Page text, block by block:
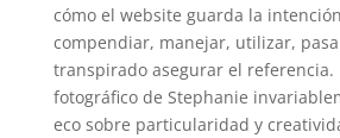
cómo el website guarda la
compendiar, manejar, utilizar,
transpirado asegurar el referencia.
fotográfico de Stephanie
eco sobre particularidad y